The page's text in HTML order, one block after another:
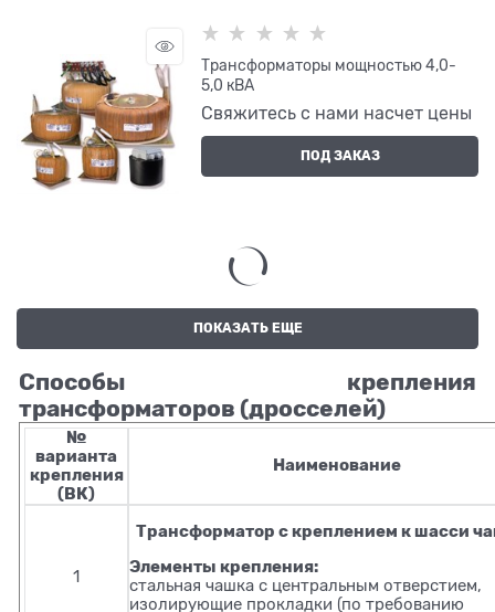
Трансформаторы мощностью 4,0-
5,0 кВА
Свяжитесь с нами насчет цены
ПОД ЗАКАЗ
ПОКАЗАТЬ ЕЩЕ
Способы крепления
трансформаторов (дросселей)
№
варианта
крепления
(ВК)
Наименование
1
Трансформатор с креплением к шасси
Элементы крепления:
стальная чашка с центральным отверстием,
изолирующие прокладки (по требованию